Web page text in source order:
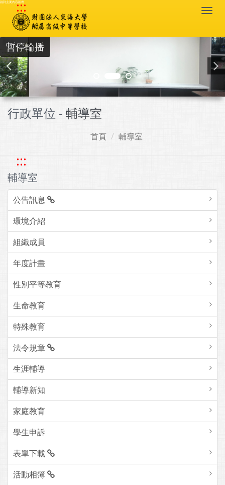
跳到主要內容區塊
:::
暫停輪播
行政單位 - 輔導室
首頁 輔導室
:::
輔導室
公告訊息
環境介紹
組織成員
年度計畫
性別平等教育
生命教育
特殊教育
法令規章
生涯輔導
輔導新知
家庭教育
學生申訴
表單下載
活動相簿